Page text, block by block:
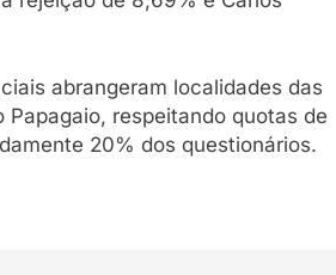
abrangeram localidades das
Papagaio, respeitando quotas de
20% dos questionários.